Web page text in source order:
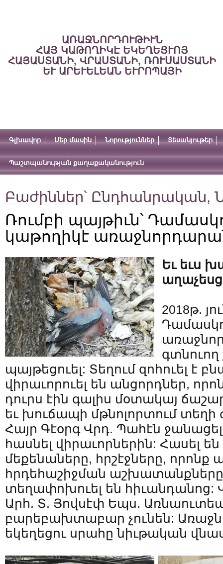
ԱՌԱՋՆՈՐԴՈՒԹԻՒՆ
ՀԱՅ ԿԱԹՈՂԻԿԷ ԵԿԵՂԵՑՒՈՅ
ՀԱՅԱՍՏԱՆԻ, ՎՐԱՍՏԱՆԻ, ՌՈՒՍԱՍՏԱՆԻ
ԵՒ ԱՐԵՒԵԼԵԱՆ ԵՒՐՈՊԱՅԻ
Գլխավոր Մեր մասին Նորություններ Տեսանյութեր
Պաշտպանության քաղաքականություն
Բաժիններ՝ Ընդհանրական,
Ռումբի պայթիւն՝
կաթողիկէ
Եւ եւս
2018թ.
գտնուող
պայթեցուել: Տեղում զոհուել է
վիրաւորուել են անցորդներ,
դուրս էին գալիս մօտակայ
եւ խուճապի մթնոլորտում
Հայր Գէօրգ Վրդ. Պահէն
հասնել վիրաւորներին: Հասել
մեքենաները, հրշէջները, որոնք
հրդեհաշիջման
տեղափոխուել են
Արհ. Տ. Յովսէփ Եպս.
բարեբախտաբար չունեն:
եկեղեցու սրահը նիւթական